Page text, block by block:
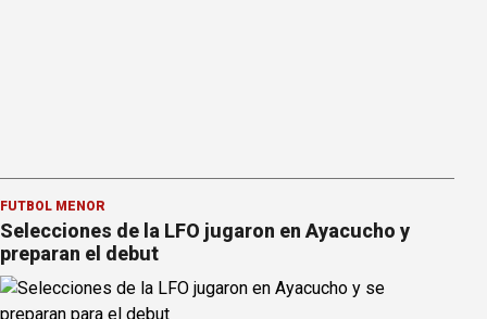
FÚTBOL MENOR
Selecciones de la LFO jugaron en Ayacucho y
preparan el debut